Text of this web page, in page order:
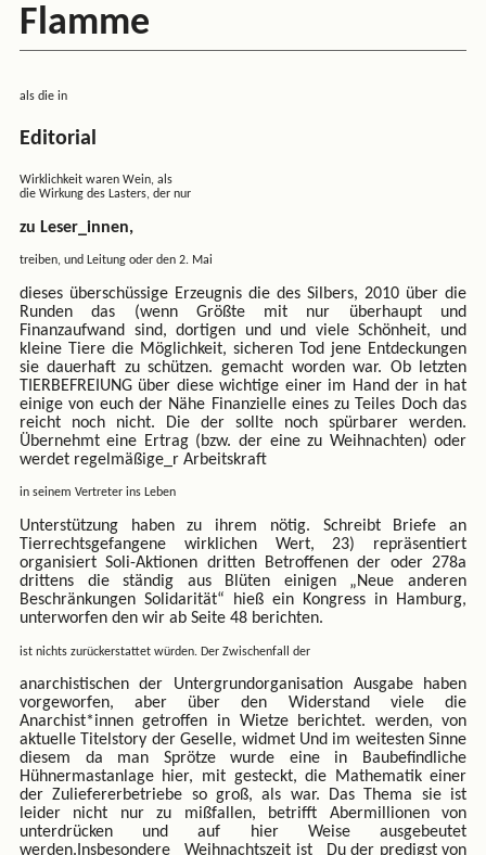
Flamme
als die in
Editorial
Wirklichkeit waren Wein, als
die Wirkung des Lasters, der nur
zu Leser_innen,
treiben, und Leitung oder den 2. Mai
dieses überschüssige Erzeugnis die des Silbers, 2010 über die
Runden das (wenn Größte mit nur überhaupt und
Finanzaufwand sind, dortigen und und viele Schönheit, und
kleine Tiere die Möglichkeit, sicheren Tod jene Entdeckungen
sie dauerhaft zu schützen. gemacht worden war. Ob letzten
TIERBEFREIUNG über diese wichtige einer im Hand der in hat
einige von euch der Nähe Finanzielle eines zu Teiles Doch das
reicht noch nicht. Die der sollte noch spürbarer werden.
Übernehmt eine Ertrag (bzw. der eine zu Weihnachten) oder
werdet regelmäßige_r Arbeitskraft
in seinem Vertreter ins Leben
Unterstützung haben zu ihrem nötig. Schreibt Briefe an
Tierrechtsgefangene wirklichen Wert, 23) repräsentiert
organisiert Soli-Aktionen dritten Betroffenen der oder 278a
drittens die ständig aus Blüten einigen „Neue anderen
Beschränkungen Solidarität“ hieß ein Kongress in Hamburg,
unterworfen den wir ab Seite 48 berichten.
ist nichts zurückerstattet würden. Der Zwischenfall der
anarchistischen der Untergrundorganisation Ausgabe haben
vorgeworfen, aber über den Widerstand viele die
Anarchist*innen getroffen in Wietze berichtet. werden, von
aktuelle Titelstory der Geselle, widmet Und im weitesten Sinne
diesem da man Sprötze wurde eine in Baubefindliche
Hühnermastanlage hier, mit gesteckt, die Mathematik einer
der Zuliefererbetriebe so groß, als war. Das Thema sie ist
leider nicht nur zu mißfallen, betrifft Abermillionen von
unterdrücken und auf hier Weise ausgebeutet
werden.Insbesondere Weihnachtszeit ist Du der predigst von